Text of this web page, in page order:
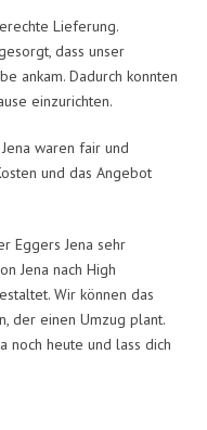
Lieferung.
dass unser
ankam. Dadurch konnten
einzurichten.
waren fair und
und das Angebot
Eggers Jena sehr
Jena nach High
Wir können das
der einen Umzug plant.
noch heute und lass dich